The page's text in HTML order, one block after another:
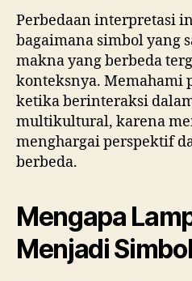
Perbedaan interpretasi
bagaimana simbol yang
makna yang berbeda
konteksnya. Memahami
ketika berinteraksi
multikultural, karena
menghargai perspektif
berbeda.
Mengapa
Menjadi